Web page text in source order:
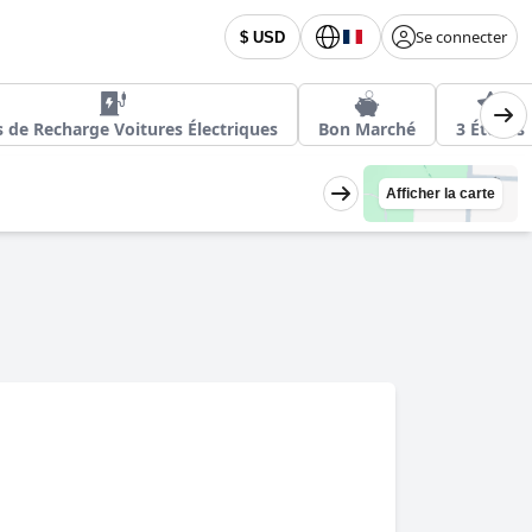
$ USD Se connecter
de Recharge Voitures Électriques Bon Marché 3 Étoiles
Afficher la carte